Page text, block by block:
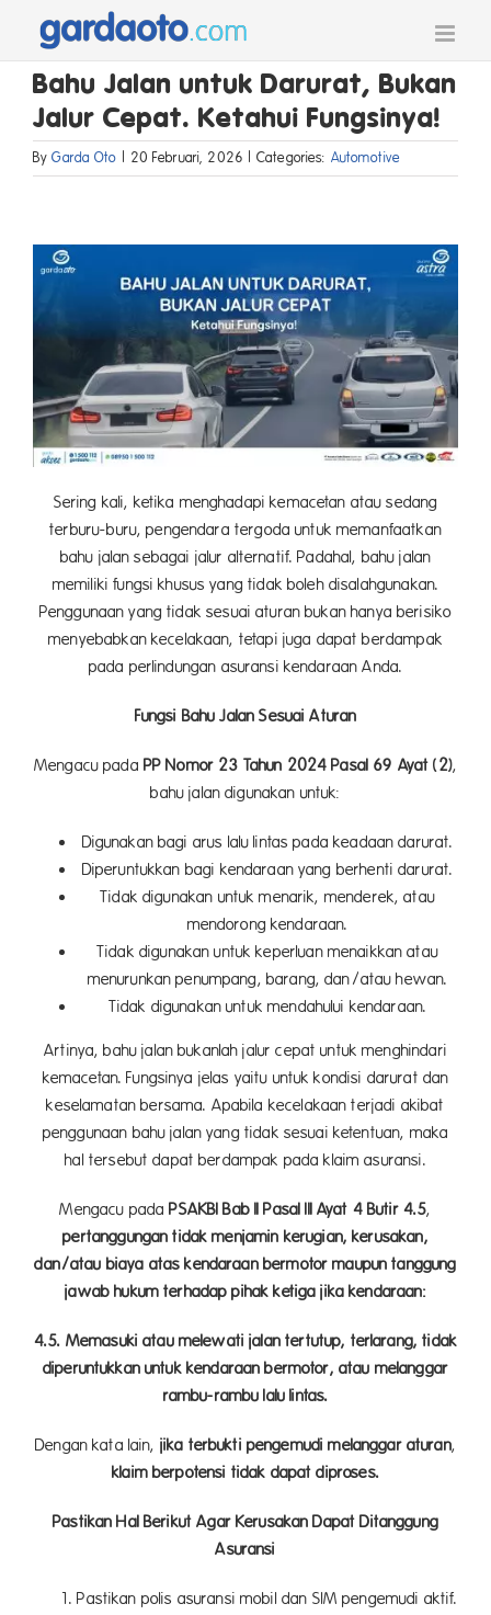
content
Bahu Jalan untuk Darurat, Bukan
Jalur Cepat. Ketahui Fungsinya!
ByGarda Oto | 20 Februari, 2026 | Categories: Automotive
Sering kali, ketika menghadapi kemacetan atau sedang
terburu-buru, pengendara tergoda untuk memanfaatkan
bahu jalan sebagai jalur alternatif. Padahal, bahu jalan
memiliki fungsi khusus yang tidak boleh disalahgunakan.
Penggunaan yang tidak sesuai aturan bukan hanya berisiko
menyebabkan kecelakaan, tetapi juga dapat berdampak
pada perlindungan asuransi kendaraan Anda.
Fungsi Bahu Jalan Sesuai Aturan
Mengacu pada PP Nomor 23 Tahun 2024 Pasal 69 Ayat (2),
bahu jalan digunakan untuk:
Digunakan bagi arus lalu lintas pada keadaan darurat.
Diperuntukkan bagi kendaraan yang berhenti darurat.
Tidak digunakan untuk menarik, menderek, atau
mendorong kendaraan.
Tidak digunakan untuk keperluan menaikkan atau
menurunkan penumpang, barang, dan/atau hewan.
Tidak digunakan untuk mendahului kendaraan.
Artinya, bahu jalan bukanlah jalur cepat untuk menghindari
kemacetan. Fungsinya jelas yaitu untuk kondisi darurat dan
keselamatan bersama. Apabila kecelakaan terjadi akibat
penggunaan bahu jalan yang tidak sesuai ketentuan, maka
hal tersebut dapat berdampak pada klaim asuransi.
Mengacu padaPSAKBI Bab II Pasal III Ayat 4 Butir 4.5,
pertanggungan tidak menjamin kerugian, kerusakan,
dan/atau biaya atas kendaraan bermotor maupun tanggung
jawab hukum terhadap pihak ketiga jika kendaraan:
4.5. Memasuki atau melewati jalan tertutup, terlarang, tidak
diperuntukkan untuk kendaraan bermotor, atau melanggar
rambu-rambu lalu lintas.
Dengan kata lain, jika terbukti pengemudi melanggar aturan,
klaim berpotensi tidak dapat diproses.
Pastikan Hal Berikut Agar Kerusakan Dapat Ditanggung
Asuransi
Pastikan polis asuransi mobil dan SIM pengemudi aktif.